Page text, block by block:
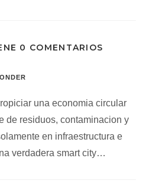
0 COMENTARIOS
una economia circular
de residuos, contaminacion y
en infraestructura e
verdadera smart city…